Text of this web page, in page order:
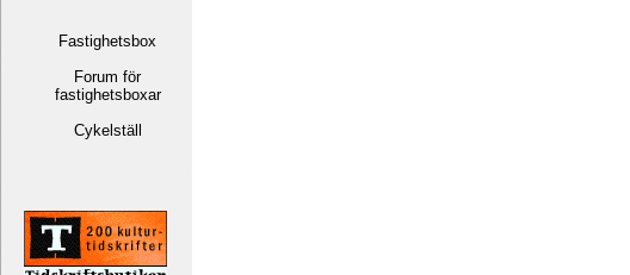
Fastighetsbox
Forum för
fastighetsboxar
Cykelställ